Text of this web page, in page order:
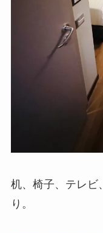
机、椅子、テレビ
り。